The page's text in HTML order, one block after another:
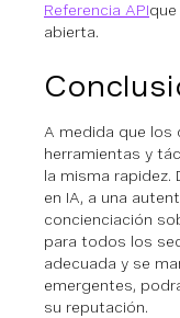
Referencia API
abierta.
A medida que los
herramientas y
la misma rapidez.
en IA, a una
concienciación
para todos los
adecuada y se
emergentes,
su reputación.